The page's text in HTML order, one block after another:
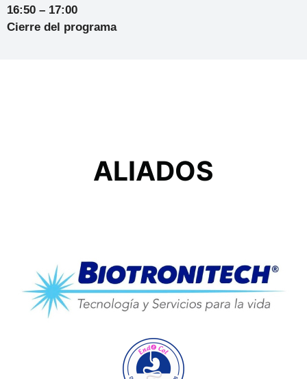
16:50 – 17:00
Cierre del programa
ALIADOS